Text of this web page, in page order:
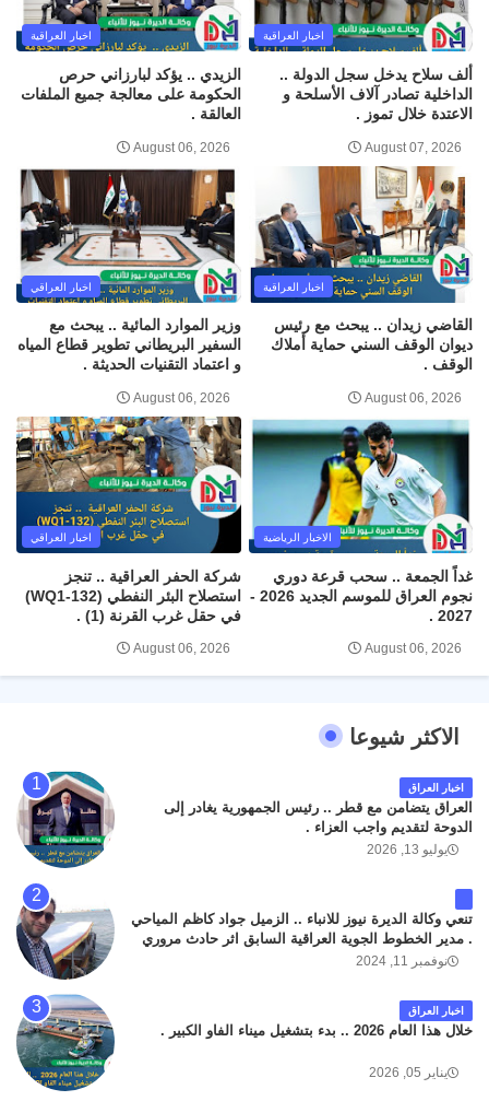
اخبار العراقية
ألف سلاح يدخل سجل الدولة ..
الداخلية تصادر آلاف الأسلحة و
الاعتدة خلال تموز .
August 07, 2026
اخبار العراقية
الزيدي .. يؤكد لبارزاني حرص
الحكومة على معالجة جميع الملفات
العالقة .
August 06, 2026
اخبار العراقية
القاضي زيدان .. يبحث مع رئيس
ديوان الوقف السني حماية أملاك
الوقف .
August 06, 2026
اخبار العراقي
وزير الموارد المائية .. يبحث مع
السفير البريطاني تطوير قطاع المياه
و اعتماد التقنيات الحديثة .
August 06, 2026
الاخبار الرياضية
غداً الجمعة .. سحب قرعة دوري
نجوم العراق للموسم الجديد 2026 -
2027 .
August 06, 2026
اخبار العراقي
شركة الحفر العراقية .. تنجز
استصلاح البئر النفطي (WQ1-132)
في حقل غرب القرنة (1) .
August 06, 2026
الاكثر شيوعا
اخبار العراق
العراق يتضامن مع قطر .. رئيس الجمهورية يغادر إلى
الدوحة لتقديم واجب العزاء .
يوليو 13, 2026
تنعي وكالة الديرة نيوز للانباء .. الزميل جواد كاظم المياحي
. مدير الخطوط الجوية العراقية السابق اثر حادث مروري
داخل مطار البصرة الدولي اليوم الاثنين على الطريق
كان سبب الحادث يعود لتصادم عجلته مع عجلة نوع كيا بنكو
تابعة لشركة الهلال الماسكة لإعمار مطار البصرة الدولي .
سائلين الله عز وجل ان يتغمد الفقيد بواسع رحمته ، و انا
نوفمبر 11, 2024
اخبار العراق
خلال هذا العام 2026 .. بدء بتشغيل ميناء الفاو الكبير .
يناير 05, 2026